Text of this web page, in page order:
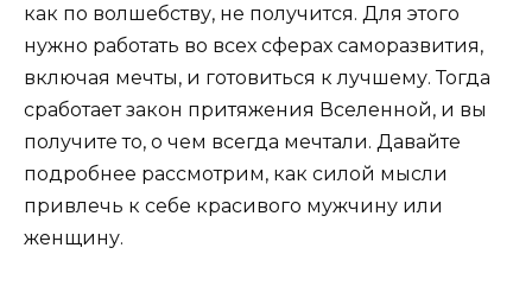
как по волшебству, не получится. Для этого
нужно работать во всех сферах саморазвития,
включая мечты, и готовиться к лучшему. Тогда
сработает закон притяжения Вселенной, и вы
получите то, о чем всегда мечтали. Давайте
подробнее рассмотрим, как силой мысли
привлечь к себе красивого мужчину или
женщину.